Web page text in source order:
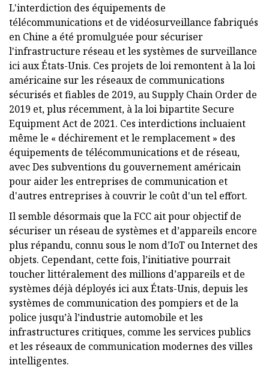
L'interdiction des équipements de
télécommunications et de vidéosurveillance fabriqués
en Chine a été promulguée pour sécuriser
l'infrastructure réseau et les systèmes de surveillance
ici aux États-Unis. Ces projets de loi remontent à la loi
américaine sur les réseaux de communications
sécurisés et fiables de 2019, au Supply Chain Order de
2019 et, plus récemment, à la loi bipartite Secure
Equipment Act de 2021. Ces interdictions incluaient
même le « déchirement et le remplacement » des
équipements de télécommunications et de réseau,
avec Des subventions du gouvernement américain
pour aider les entreprises de communication et
d'autres entreprises à couvrir le coût d'un tel effort.
Il semble désormais que la FCC ait pour objectif de
sécuriser un réseau de systèmes et d’appareils encore
plus répandu, connu sous le nom d’IoT ou Internet des
objets. Cependant, cette fois, l’initiative pourrait
toucher littéralement des millions d’appareils et de
systèmes déjà déployés ici aux États-Unis, depuis les
systèmes de communication des pompiers et de la
police jusqu’à l’industrie automobile et les
infrastructures critiques, comme les services publics
et les réseaux de communication modernes des villes
intelligentes.